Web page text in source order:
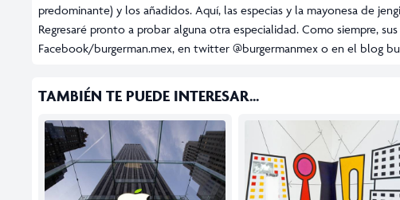
predominante) y los añadidos. Aquí, las especias y la mayonesa de
Regresaré pronto a probar alguna otra especialidad. Como siempre,
Facebook/burgerman.mex, en twitter @burgermanmex o en el blog
TAMBIÉN TE PUEDE INTERESAR...